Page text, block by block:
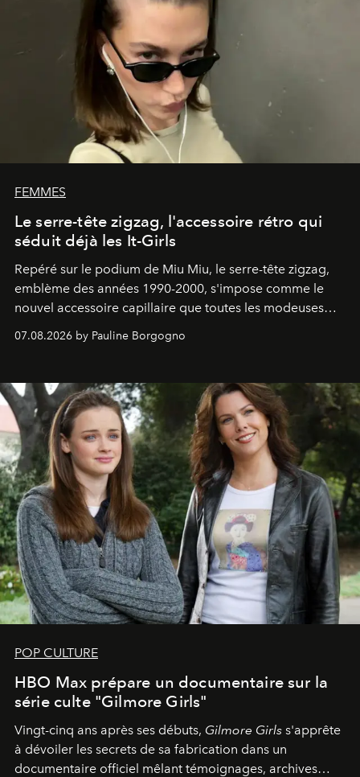
FEMMES
Le serre-tête zigzag, l'accessoire rétro qui
séduit déjà les It-Girls
Repéré sur le podium de Miu Miu, le serre-tête zigzag,
emblème des années 1990-2000, s'impose comme le
nouvel accessoire capillaire que toutes les modeuses
07.08.2026 by Pauline Borgogno
POP CULTURE
HBO Max prépare un documentaire sur la
série culte "Gilmore Girls"
Vingt-cinq ans après ses débuts, Gilmore Girls s'apprête
à dévoiler les secrets de sa fabrication dans un
documentaire officiel mêlant témoignages, archives